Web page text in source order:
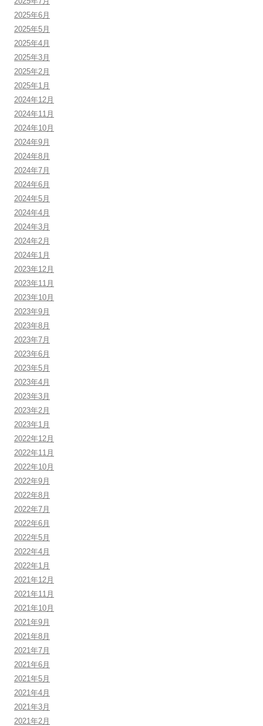
2025年6月
2025年5月
2025年4月
2025年3月
2025年2月
2025年1月
2024年12月
2024年11月
2024年10月
2024年9月
2024年8月
2024年7月
2024年6月
2024年5月
2024年4月
2024年3月
2024年2月
2024年1月
2023年12月
2023年11月
2023年10月
2023年9月
2023年8月
2023年7月
2023年6月
2023年5月
2023年4月
2023年3月
2023年2月
2023年1月
2022年12月
2022年11月
2022年10月
2022年9月
2022年8月
2022年7月
2022年6月
2022年5月
2022年4月
2022年1月
2021年12月
2021年11月
2021年10月
2021年9月
2021年8月
2021年7月
2021年6月
2021年5月
2021年4月
2021年3月
2021年2月